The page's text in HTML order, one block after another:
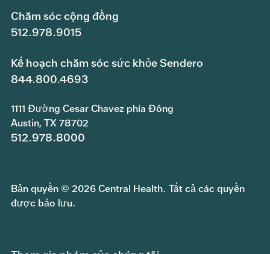
Chăm sóc cộng đồng
512.978.9015
Kế hoạch chăm sóc sức khỏe Sendero
844.800.4693
1111 Đường Cesar Chavez phía Đông
Austin, TX 78702
512.978.8000
Bản quyền © 2026 Central Health. Tất cả các quyền
được bảo lưu.